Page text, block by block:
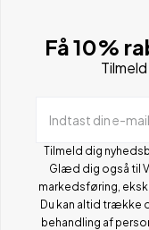
Få 10%
Indtast din e-
Tilmeld dig
Glæd dig også til
markedsføring,
Du kan altid trække
behandling af